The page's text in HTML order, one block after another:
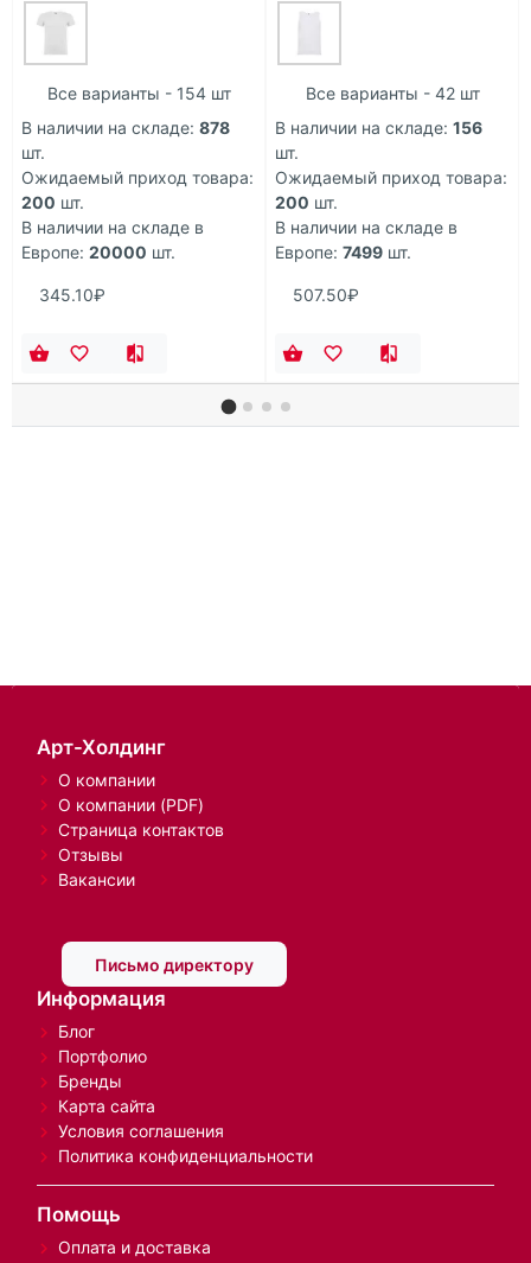
Все варианты - 154 шт
В наличии на складе: 878
шт.
Ожидаемый приход товара:
200 шт.
В наличии на складе в
Европе: 20000 шт.
345.10₽
Все варианты - 42 шт
В наличии на складе: 156
шт.
Ожидаемый приход товара:
200 шт.
В наличии на складе в
Европе: 7499 шт.
507.50₽
Арт-Холдинг
О компании
О компании (PDF)
Страница контактов
Отзывы
Вакансии
Письмо директору
Информация
Блог
Портфолио
Бренды
Карта сайта
Условия соглашения
Политика конфиденциальности
Помощь
Оплата и доставка